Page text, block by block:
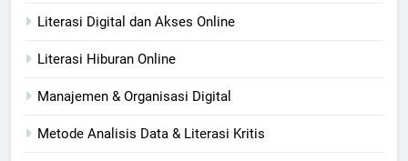
Literasi Digital dan Akses Online
Literasi Hiburan Online
Manajemen & Organisasi Digital
Metode Analisis Data & Literasi Kritis